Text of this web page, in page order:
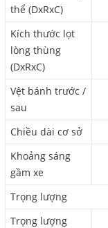
thể (DxRxC)
Kích thước lọt
lòng thùng
(DxRxC)
Vệt bánh trước /
sau
Chiều dài cơ sở
Khoảng sáng
gầm xe
Trọng lượng
Trọng lượng